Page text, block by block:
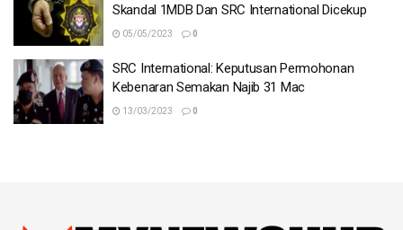
SRC InternationalSkandal 1MDB Dan SRC International Dicekup
05/05/2023 0
SRC International: Keputusan Permohonan
Kebenaran Semakan Najib 31 Mac
13/03/2023 0